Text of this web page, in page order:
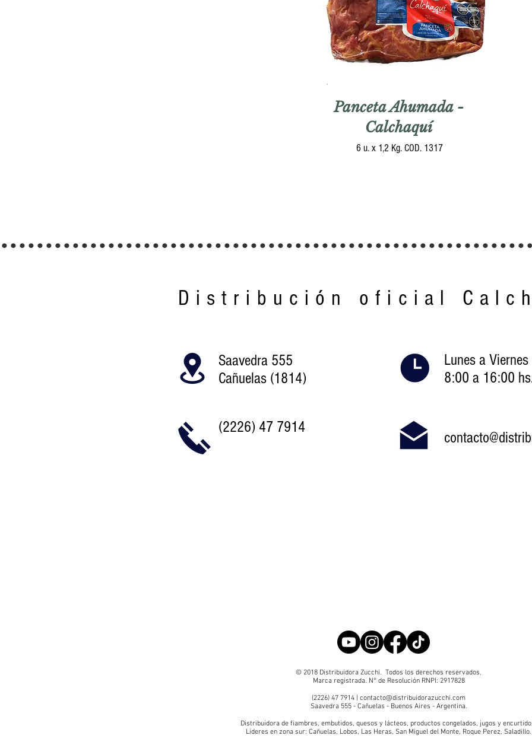
Panceta Ahumada -
Calchaquí
6 u. x 1,2 Kg. COD. 1317
Distribución oficial
Saavedra 555
Cañuelas (1814)
Lunes a Viernes
8:00 a 16:00
(2226) 47 7914
© 2018 Distribuidora Zucchi. Todos los derechos reservados.
Marca registrada. N° de Resolución RNPI: 2917828
(2226) 47 7914 | contacto@distribuidorazucchi.com
Saavedra 555 - Cañuelas - Buenos Aires - Argentina.
Distribuidora de fiambres, embutidos, quesos y lácteos, productos congelados, jugos y
Líderes en zona sur: Cañuelas, Lobos, Las Heras, San Miguel del Monte, Roque Perez, Saladillo.